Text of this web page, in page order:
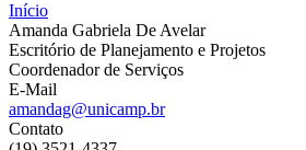
Início
Amanda Gabriela De Avelar
Escritório de Planejamento e Projetos
Coordenador de Serviços
E-Mail
amandag@unicamp.br
Contato